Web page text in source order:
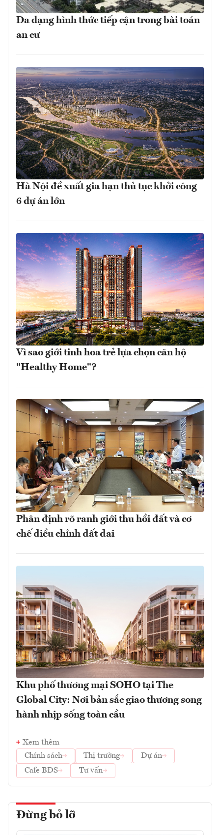
Đa dạng hình thức tiếp cận trong bài toán
an cư
Hà Nội đề xuất gia hạn thủ tục khởi công
6 dự án lớn
Vì sao giới tinh hoa trẻ lựa chọn căn hộ
"Healthy Home"?
Phân định rõ ranh giới thu hồi đất và cơ
chế điều chỉnh đất đai
Khu phố thương mại SOHO tại The
Global City: Nơi bản sắc giao thương song
hành nhịp sống toàn cầu
Xem thêm
Chính sách
Thị trường
Dự án
Cafe BĐS
Tư vấn
Đừng bỏ lỡ